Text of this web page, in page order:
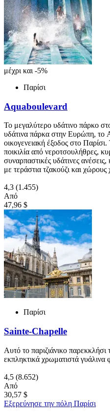
μέχρι και -5%
Παρίσι
Aquaboulevard
Το μεγαλύτερο υδάτινο πάρκο
υδάτινα πάρκα στην Ευρώπη, το
οικογενειακή έξοδος στο
ποικιλία από νεροτσουλήθρες,
συναρπαστικές υδάτινες
με τεράστια τζακούζι και
4,3 (1.455)
Από
47,96 $
Παρίσι
Sainte-Chapelle
Αυτό το παριζιάνικο παρεκκλήσι
εκπληκτικά χρωματιστά γυάλινα
4,5 (8.652)
Από
30,57 $
Εξερεύνησε την πόλη Παρίσι